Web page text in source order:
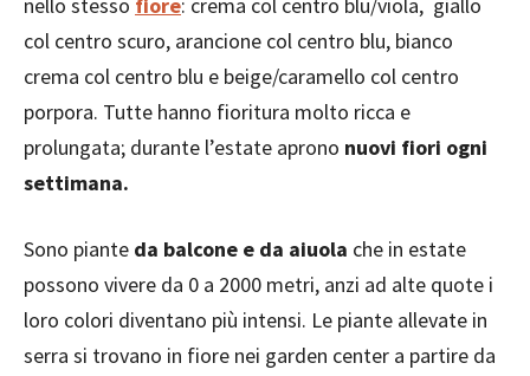
col centro scuro, arancione col centro blu, bianco
crema col centro blu e beige/caramello col centro
porpora. Tutte hanno fioritura molto ricca e
prolungata; durante l’estate aprono nuovi fiori ogni
settimana.
Sono piante da balcone e da aiuola che in estate
possono vivere da 0 a 2000 metri, anzi ad alte quote i
loro colori diventano più intensi. Le piante allevate in
serra si trovano in fiore nei garden center a partire da